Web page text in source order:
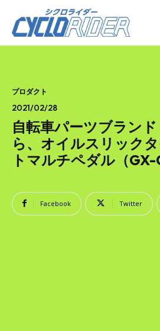
プロダクト
2021/02/28
自転車パーツブラン
ら、オイルスリック
トマルチペダル（GX-
Facebook Twitter